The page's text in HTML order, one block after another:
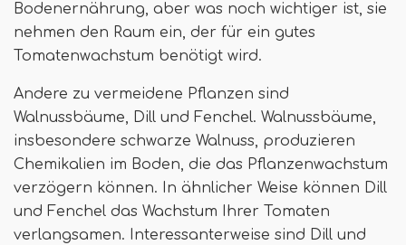
Bodenernährung, aber was noch wichtiger ist, sie
nehmen den Raum ein, der für ein gutes
Tomatenwachstum benötigt wird.
Andere zu vermeidene Pflanzen sind
Walnussbäume, Dill und Fenchel. Walnussbäume,
insbesondere schwarze Walnuss, produzieren
Chemikalien im Boden, die das Pflanzenwachstum
verzögern können. In ähnlicher Weise können Dill
und Fenchel das Wachstum Ihrer Tomaten
verlangsamen. Interessanterweise sind Dill und